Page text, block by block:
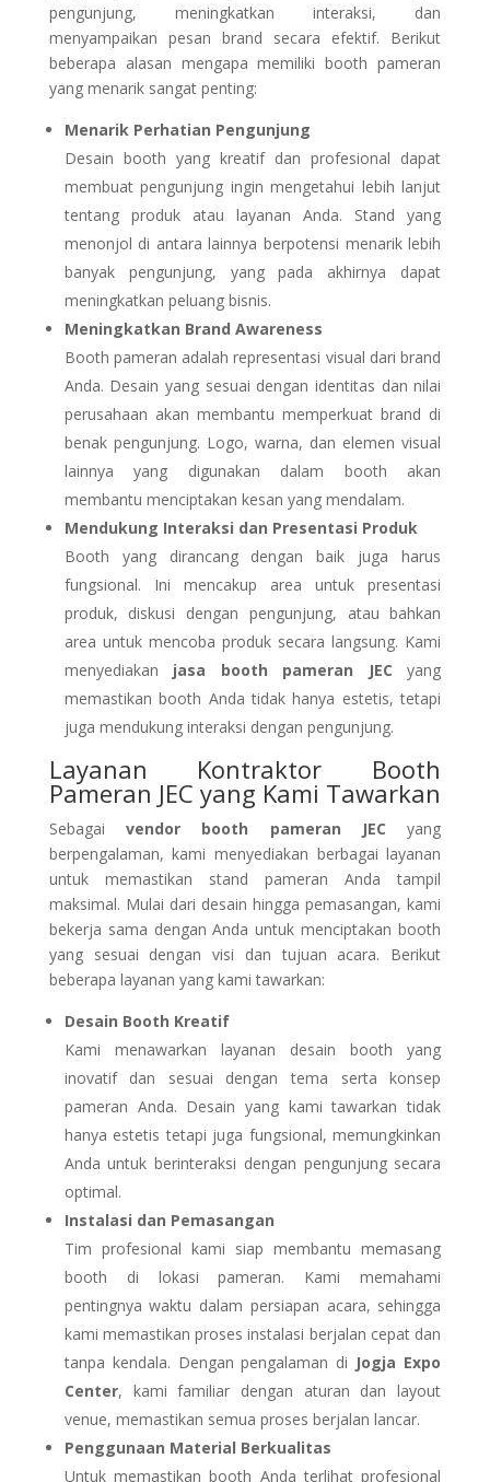
pengunjung, meningkatkan interaksi, dan
menyampaikan pesan brand secara efektif. Berikut
beberapa alasan mengapa memiliki booth pameran
yang menarik sangat penting:
Menarik Perhatian Pengunjung
Desain booth yang kreatif dan profesional dapat
membuat pengunjung ingin mengetahui lebih lanjut
tentang produk atau layanan Anda. Stand yang
menonjol di antara lainnya berpotensi menarik lebih
banyak pengunjung, yang pada akhirnya dapat
meningkatkan peluang bisnis.
Meningkatkan Brand Awareness
Booth pameran adalah representasi visual dari brand
Anda. Desain yang sesuai dengan identitas dan nilai
perusahaan akan membantu memperkuat brand di
benak pengunjung. Logo, warna, dan elemen visual
lainnya yang digunakan dalam booth akan
membantu menciptakan kesan yang mendalam.
Mendukung Interaksi dan Presentasi Produk
Booth yang dirancang dengan baik juga harus
fungsional. Ini mencakup area untuk presentasi
produk, diskusi dengan pengunjung, atau bahkan
area untuk mencoba produk secara langsung. Kami
menyediakan jasa booth pameran JEC yang
memastikan booth Anda tidak hanya estetis, tetapi
juga mendukung interaksi dengan pengunjung.
Layanan Kontraktor Booth
Pameran JEC yang Kami Tawarkan
Sebagaivendor booth pameran JEC yang
berpengalaman, kami menyediakan berbagai layanan
untuk memastikan stand pameran Anda tampil
maksimal. Mulai dari desain hingga pemasangan, kami
bekerja sama dengan Anda untuk menciptakan booth
yang sesuai dengan visi dan tujuan acara. Berikut
beberapa layanan yang kami tawarkan:
Desain Booth Kreatif
Kami menawarkan layanan desain booth yang
inovatif dan sesuai dengan tema serta konsep
pameran Anda. Desain yang kami tawarkan tidak
hanya estetis tetapi juga fungsional, memungkinkan
Anda untuk berinteraksi dengan pengunjung secara
optimal.
Instalasi dan Pemasangan
Tim profesional kami siap membantu memasang
booth di lokasi pameran. Kami memahami
pentingnya waktu dalam persiapan acara, sehingga
kami memastikan proses instalasi berjalan cepat dan
tanpa kendala. Dengan pengalaman di Jogja Expo
Center, kami familiar dengan aturan dan layout
venue, memastikan semua proses berjalan lancar.
Penggunaan Material Berkualitas
Untuk memastikan booth Anda terlihat profesional